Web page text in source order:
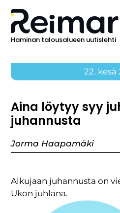
Haminan talousalueen uutislehti
22. kesä
Aina löytyy syy
juhannusta
Jorma Haapamäki
Alkujaan juhannusta on
Ukon juhlana.